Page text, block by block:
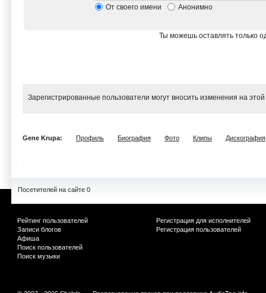
От своего имени Анонимно
Ты можешь оставлять только
Зарегистрированные пользователи могут вносить изменения на
Gene Krupa: Профиль Биография Фото Клипы Дискография
Посетителей на сайте 0
Рейтинг пользователей
Записи блогов
Афиша
Поиск пользователей
Поиск музыки
Регистрация для исполнителей
Регистрация пользователей